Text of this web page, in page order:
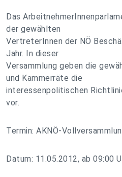
Das
der gewählten
VertreterInnen der NÖ
Jahr. In dieser
Versammlung geben die
und Kammerräte die
interessenpolitischen
vor.
Termin: AKNÖ-
Datum: 11.05.2012, ab 09:00